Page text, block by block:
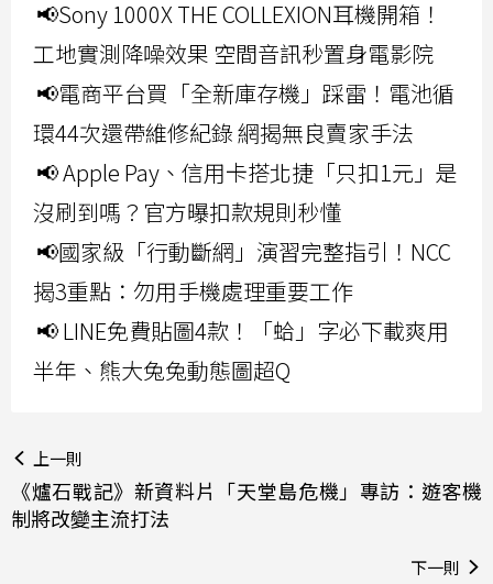
📢Sony 1000X THE COLLEXION耳機開箱！
工地實測降噪效果 空間音訊秒置身電影院
📢電商平台買「全新庫存機」踩雷！電池循
環44次還帶維修紀錄 網揭無良賣家手法
📢 Apple Pay、信用卡搭北捷「只扣1元」是
沒刷到嗎？官方曝扣款規則秒懂
📢國家級「行動斷網」演習完整指引！NCC
揭3重點：勿用手機處理重要工作
📢 LINE免費貼圖4款！「蛤」字必下載爽用
半年、熊大兔兔動態圖超Q
上一則
《爐石戰記》新資料片「天堂島危機」專訪：遊客機
制將改變主流打法
下一則